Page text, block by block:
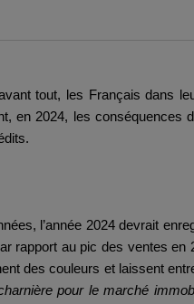
tout, les Français dans
en 2024, les conséquences
l’année 2024 devrait
rapport au pic des ventes en
des couleurs et laissent
pour le marché